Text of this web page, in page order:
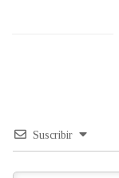
Suscribir